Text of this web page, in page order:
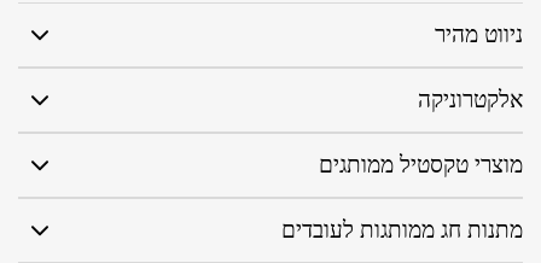
ניווט מהיר
אלקטרוניקה
מוצרי טקסטיל ממותגים
מתנות חג ממותגות לעובדים